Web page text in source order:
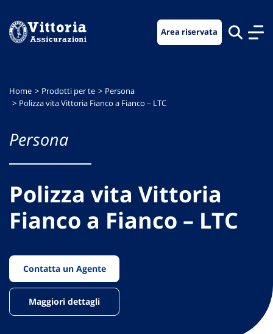
menu
contenuto
footer
Area riservata
Home Prodotti per te
Persona
Polizza vita Vittoria Fianco a Fianco – LTC
Persona
Polizza vita Vittoria
Fianco a Fianco – LTC
Contatta un Agente
Maggiori dettagli